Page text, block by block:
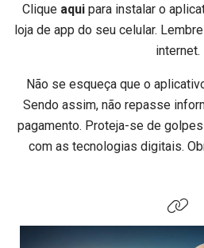
Clique aqui para instalar o
loja de app do seu celular.
internet.
Não se esqueça que o
Sendo assim, não repasse
pagamento. Proteja-se de
com as tecnologias digitais.